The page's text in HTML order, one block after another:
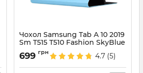
Чохол Samsung Tab A 10 2019
Sm T515 T510 Fashion SkyBlue
Артикул:4803
699 грн 4.7 (5)